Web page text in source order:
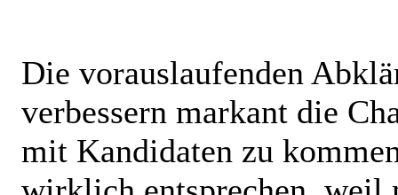
Die vorauslaufenden
verbessern markant die
mit Kandidaten zu